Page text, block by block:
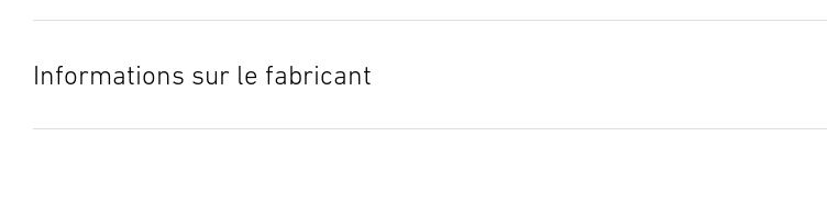
Informations sur le fabricant